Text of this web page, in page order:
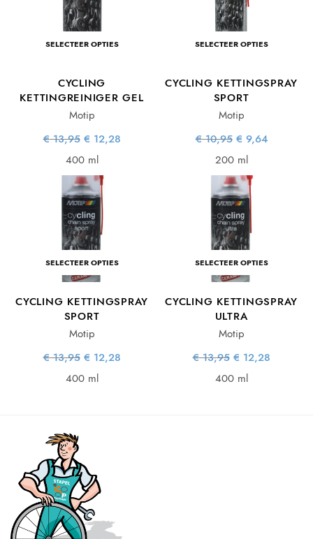
SELECTEER OPTIES
CYCLING
KETTINGREINIGER GEL
Motip
€13,95 Oorspronkelijke
prijs was:
€ 12,28
400 ml
SELECTEER OPTIES
CYCLING KETTINGSPRAY
SPORT
Motip
€10,95 Oorspronkelijke
prijs was:
€ 9,64Huidige
200 ml
SELECTEER OPTIES
CYCLING KETTINGSPRAY
SPORT
Motip
€13,95 Oorspronkelijke
prijs was:
€ 12,28
400 ml
SELECTEER OPTIES
CYCLING KETTINGSPRAY
ULTRA
Motip
€13,95 Oorspronkelijke
prijs was:
€ 12,28
400 ml